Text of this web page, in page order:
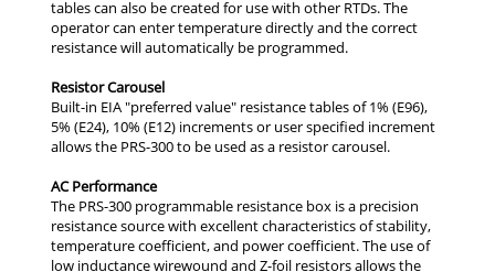
Resistor Carousel
AC Performance